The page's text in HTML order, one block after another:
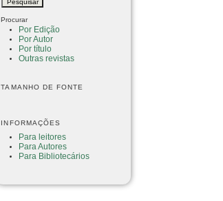
Procurar
Por Edição
Por Autor
Por título
Outras revistas
TAMANHO DE FONTE
INFORMAÇÕES
Para leitores
Para Autores
Para Bibliotecários